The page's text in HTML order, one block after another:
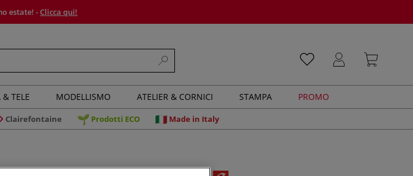
estate! -Clicca qui!
& TELE MODELLISMO ATELIER & CORNICI STAMPA PROMO
Clairefontaine Prodotti ECO Made in Italy